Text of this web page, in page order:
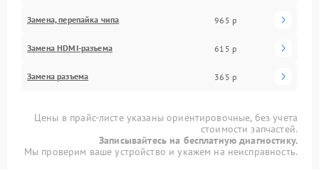
Замена, перепайка чипа 965 р
Замена HDMI-разъема 615 р
Замена разъема 365 р
Цены в прайс-листе указаны ориентировочные, без учета
стоимости запчастей.
Записывайтесь на бесплатную диагностику.
Мы проверим ваше устройство и укажем на неисправность.